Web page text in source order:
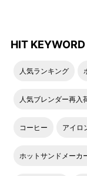
HIT KEYWORD
人気ランキング
人気ブレンダー再入
コーヒー アイロ
ホットサンドメーカ